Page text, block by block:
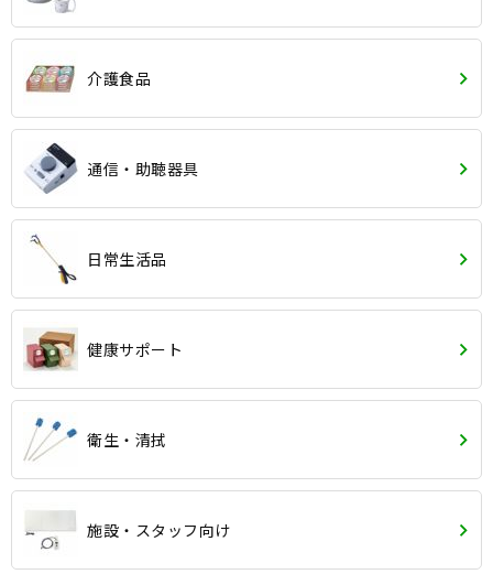
介護食品
通信・助聴器具
日常生活品
健康サポート
衛生・清拭
施設・スタッフ向け